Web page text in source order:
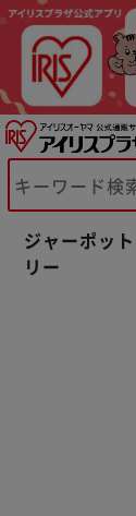
ジャーポッ
リー